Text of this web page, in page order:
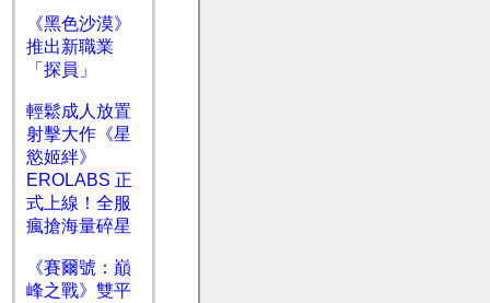
《黑色沙漠》
推出新職業
「探員」
輕鬆成人放置
射擊大作《星
慾姬絆》
EROLABS 正
式上線！全服
瘋搶海量碎星
《賽爾號：巔
峰之戰》雙平